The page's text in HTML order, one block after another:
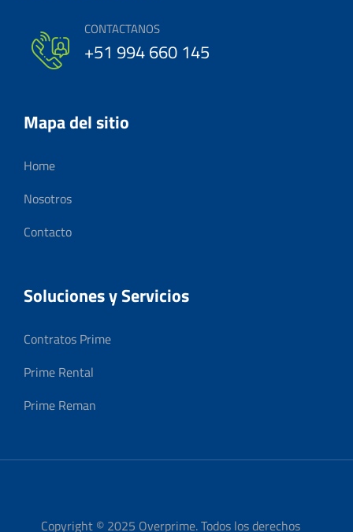
CONTACTANOS
+51 994 660 145
Mapa del sitio
Home
Nosotros
Contacto
Soluciones y Servicios
Contratos Prime
Prime Rental
Prime Reman
Copyright © 2025 Overprime. Todos los derechos